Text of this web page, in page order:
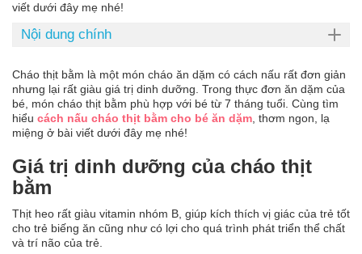
Bé
mặc
đi
ra
ngoài
Bé
ngủ
Bé
khỏe
an
toàn
viết dưới đây mẹ nhé!
Nội dung chính
Cháo thịt bằm là một món cháo ăn dặm có cách nấu rất đơn giản
nhưng lại rất giàu giá trị dinh dưỡng. Trong thực đơn ăn dặm của
bé, món cháo thịt bằm phù hợp với bé từ 7 tháng tuổi. Cùng tìm
hiểu cách nấu cháo thịt bằm cho bé ăn dặm , thơm ngon, lạ
miệng ở bài viết dưới đây mẹ nhé!
Giá trị dinh dưỡng của cháo thịt
bằm
Thịt heo rất giàu vitamin nhóm B, giúp kích thích vị giác của trẻ tốt
cho trẻ biếng ăn cũng như có lợi cho quá trình phát triển thể chất
và trí não của trẻ.